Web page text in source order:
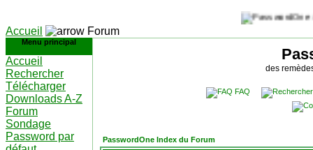
Accueil Forum
Menu principal
Accueil
Rechercher
Télécharger
Downloads A-Z
Forum
Sondage
Password par
des
FAQ
PasswordOne Index du Forum